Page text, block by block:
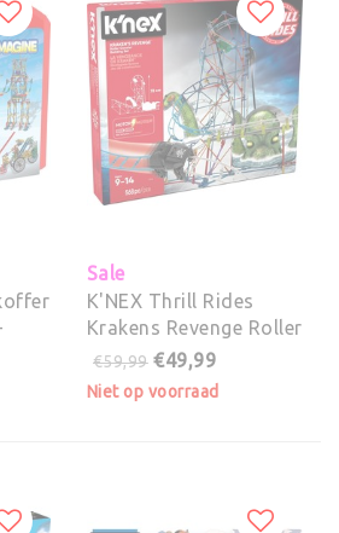
Sale
K'NEX Thrill Rides
Krakens Revenge Roller
Coaster - Bouwset
€59,99 €49,99
Niet op voorraad